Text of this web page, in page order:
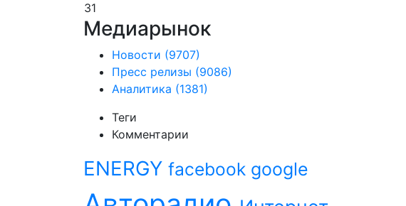
31
Медиарынок
Новости (9707)
Пресс релизы (9086)
Аналитика (1381)
Теги
Комментарии
ENERGY facebook google